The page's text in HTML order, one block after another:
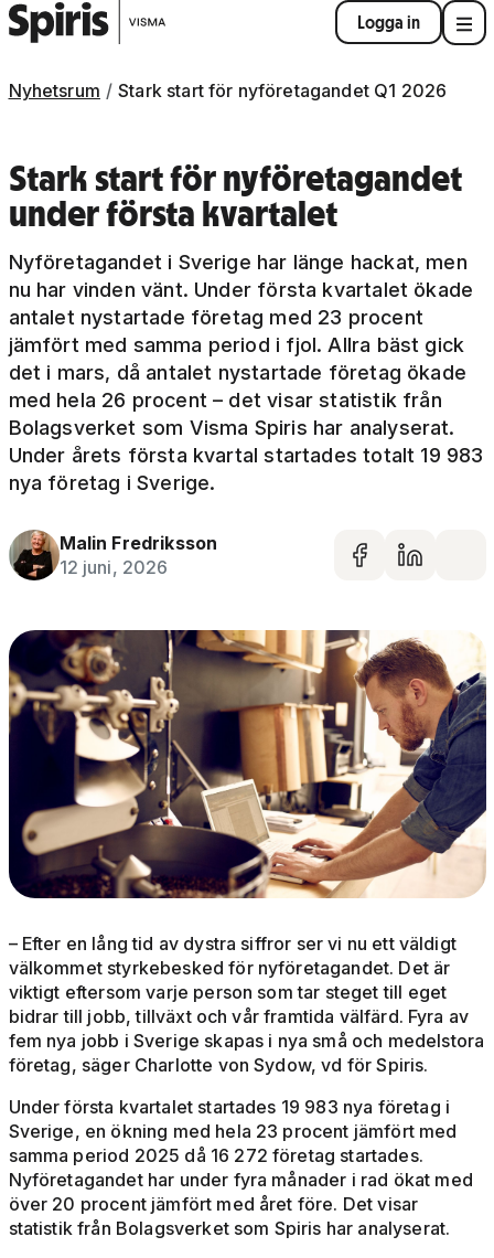
Logga in
Nyhetsrum Stark start för nyföretagandet Q1 2026
Stark start för nyföretagandet
under första kvartalet
Nyföretagandet i Sverige har länge hackat, men
nu har vinden vänt. Under första kvartalet ökade
antalet nystartade företag med 23 procent
jämfört med samma period i fjol. Allra bäst gick
det i mars, då antalet nystartade företag ökade
med hela 26 procent – det visar statistik från
Bolagsverket som Visma Spiris har analyserat.
Under årets första kvartal startades totalt 19 983
nya företag i Sverige.
Malin Fredriksson
12 juni, 2026
Dela på
Dela
– Efter en lång tid av dystra siffror ser vi nu ett väldigt
välkommet styrkebesked för nyföretagandet. Det är
viktigt eftersom varje person som tar steget till eget
bidrar till jobb, tillväxt och vår framtida välfärd. Fyra av
fem nya jobb i Sverige skapas i nya små och medelstora
företag, säger Charlotte von Sydow, vd för Spiris.
Under första kvartalet startades 19 983 nya företag i
Sverige, en ökning med hela 23 procent jämfört med
samma period 2025 då 16 272 företag startades.
Nyföretagandet har under fyra månader i rad ökat med
över 20 procent jämfört med året före. Det visar
statistik från Bolagsverket som Spiris har analyserat.